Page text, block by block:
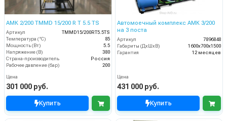
АМК 2/200 TMMD 15/200 R T 5.5 TS
Артикул
TMMD15/200RT5.5TS
Температура (°C)
85
Мощность (Вт)
5.5
Напряжение (В)
380
Страна-производитель
Россия
Рабочее давление (бар)
200
Цена
301 000 руб.
Купить
Автомоечный комплекс АМК 3/200
на 3 поста
Артикул
7896848
Габариты (ДхШхВ)
1600х700х1500
Гарантия
12 месяцев
Цена
431 000 руб.
Купить